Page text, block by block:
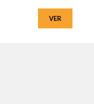
VER